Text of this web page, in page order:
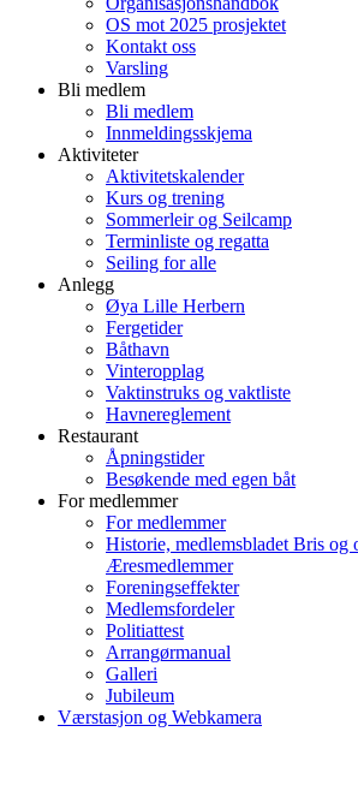
OS mot 2025 prosjektet
Kontakt oss
Varsling
Bli medlem
Bli medlem
Innmeldingsskjema
Aktiviteter
Aktivitetskalender
Kurs og trening
Sommerleir og Seilcamp
Terminliste og regatta
Seiling for alle
Anlegg
Øya Lille Herbern
Fergetider
Båthavn
Vinteropplag
Vaktinstruks og vaktliste
Havnereglement
Restaurant
Åpningstider
Besøkende med egen båt
For medlemmer
For medlemmer
Historie, medlemsbladet Bris og
Æresmedlemmer
Foreningseffekter
Medlemsfordeler
Politiattest
Arrangørmanual
Galleri
Jubileum
Værstasjon og Webkamera